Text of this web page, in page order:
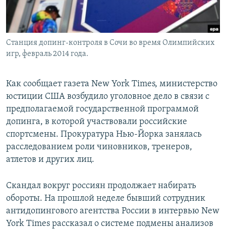
Станция допинг-контроля в Сочи во время Олимпийских
игр, февраль 2014 года.
Как сообщает газета New York Times, министерство
юстиции США возбудило уголовное дело в связи с
предполагаемой государственной программой
допинга, в которой участвовали российские
спортсмены. Прокуратура Нью-Йорка занялась
расследованием роли чиновников, тренеров,
атлетов и других лиц.
Скандал вокруг россиян продолжает набирать
обороты. На прошлой неделе бывший сотрудник
антидопингового агентства России в интервью New
York Times рассказал о системе подмены анализов